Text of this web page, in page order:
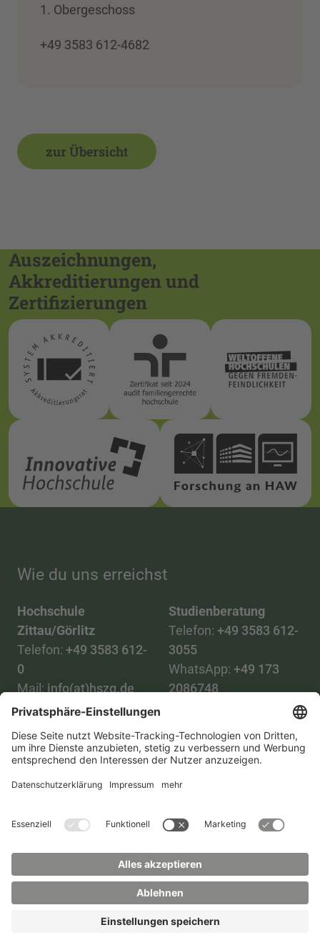
1. Obergeschoss
+49 3583 612-4682
zur Übersicht
Auszeichnungen,
Akkreditierungen und
Zertifizierungen
Wie du uns erreichst
Hochschule
Zittau/Görlitz
Telefon: +49 3583 612-
0
Mail: info(at)hszg.de
Studienberatung
Telefon: +49 3583 612-
3055
WhatsApp: +49 173
2086748
Alle StudiengängeDatenschutz
ImpressumBarrierefreiheitPresse